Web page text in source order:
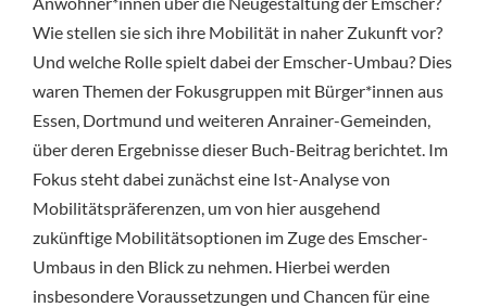
Wie stellen sie sich ihre Mobilität in naher Zukunft vor?
Und welche Rolle spielt dabei der Emscher-Umbau? Dies
waren Themen der Fokusgruppen mit Bürger*innen aus
Essen, Dortmund und weiteren Anrainer-Gemeinden,
über deren Ergebnisse dieser Buch-Beitrag berichtet. Im
Fokus steht dabei zunächst eine Ist-Analyse von
Mobilitätspräferenzen, um von hier ausgehend
zukünftige Mobilitätsoptionen im Zuge des Emscher-
Umbaus in den Blick zu nehmen. Hierbei werden
insbesondere Voraussetzungen und Chancen für eine